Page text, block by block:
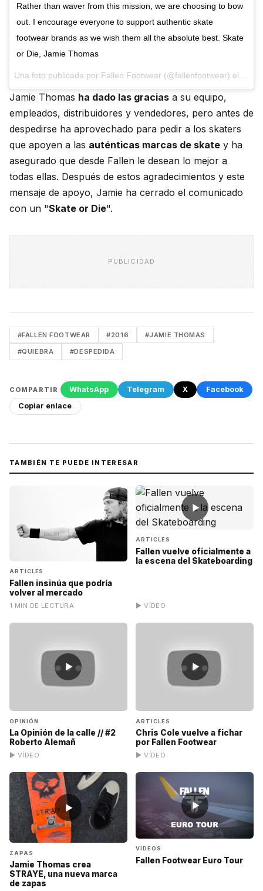
Rather than waver from this mission, we are choosing to bow
out. I encourage everyone to support authentic skate
footwear brands as we wish them all the absolute best. Skate
or Die, Jamie Thomas
Jamie Thomas ha dado las gracias a su equipo,
empleados, distribuidores y vendedores, pero antes de
despedirse ha aprovechado para pedir a los skaters
que apoyen a las auténticas marcas de skate y ha
asegurado que desde Fallen le desean lo mejor a
todas ellas. Después de estos agradecimientos y este
mensaje de apoyo, Jamie ha cerrado el comunicado
con un "Skate or Die".
PUBLICIDAD
#FALLEN FOOTWEAR #2016 #JAMIE THOMAS
#QUIEBRA #DESPEDIDA
COMPARTIR WhatsApp Telegram X
Facebook
Copiar enlace
TAMBIÉN TE PUEDE INTERESAR
ARTICLES
Fallen insinúa que podría
volver al mercado
1 MIN DE LECTURA
▶
ARTICLES
Fallen vuelve oficialmente a
la escena del Skateboarding
▶ VÍDEO
▶
OPINIÓN
La Opinión de la calle // #2
Roberto Alemañ
▶ VÍDEO
▶
ARTICLES
Chris Cole vuelve a fichar
por Fallen Footwear
▶ VÍDEO
▶
ZAPAS
Jamie Thomas crea
STRAYE, una nueva marca
de zapas
▶
VÍDEOS
Fallen Footwear Euro Tour